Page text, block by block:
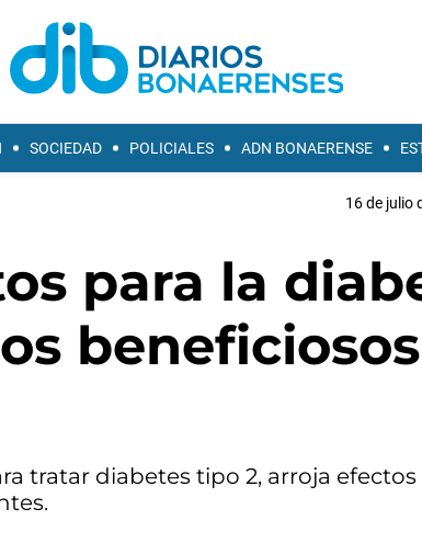
SOCIEDAD POLICIALES ADN BONAERENSE
16 de julio
para la
beneficiosos
tratar diabetes tipo 2, arroja